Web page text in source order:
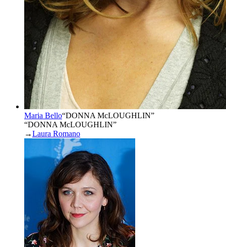
Maria Bello“DONNA McLOUGHLIN”
“DONNA McLOUGHLIN”
→Laura Romano